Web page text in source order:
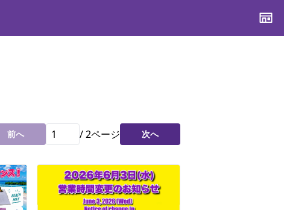
特集一覧
スタッフスナップ
SUPPORT
特集一覧
スタッフスナップ
SUPPORT
特集一覧
スタッフスナップ
SUPPORT
特集一覧
スタッフスナップ
SUPPORT
前へ /2ページ 次へ